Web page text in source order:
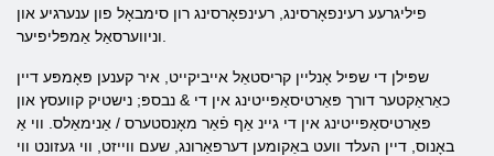
פיליגרעע רעינפאָרסינג, רעינפאָרסינג רון סימבאָל פון ענערגיע און
שפּילן די שפּיל אָנליין קריסטאַל אייביקייט, איר קענען פּאָמפּע דיין
כאַראַקטער דורך פּאַרטיסאַפּייטינג אין די & נבספּ; נישטיק קוועסץ און
פּאַרטיסאַפּייטינג אין די גיינ אַף פֿאַר מאָנסטערס / אַנימאַלס. ווי אַ
באָנוס, דיין העלד וועט באַקומען דערפאַרונג, שעם ווייזט, ווי געזונט ווי